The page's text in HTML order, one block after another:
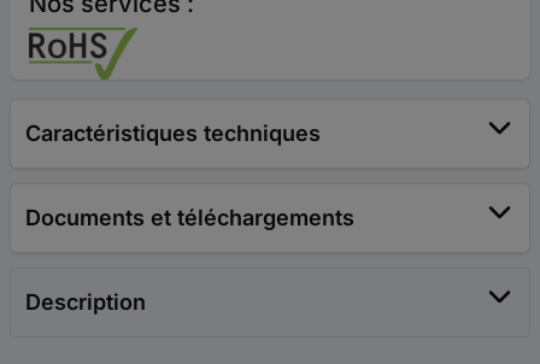
Caractéristiques techniques
Documents et téléchargements
Description